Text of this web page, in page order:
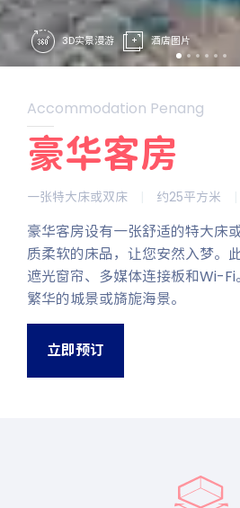
Accommodation Penang
豪华客房
一张特大床或双床 约25平方米
豪华客房设有一张舒适的特大床
质柔软的床品，让您安然入梦。
遮光窗帘、多媒体连接板和Wi-
繁华的城景或旖旎海景。
立即预订
3D实景漫游 酒店图片